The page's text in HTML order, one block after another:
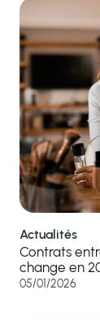
Actualités
Contrats
change en
05/01/2026